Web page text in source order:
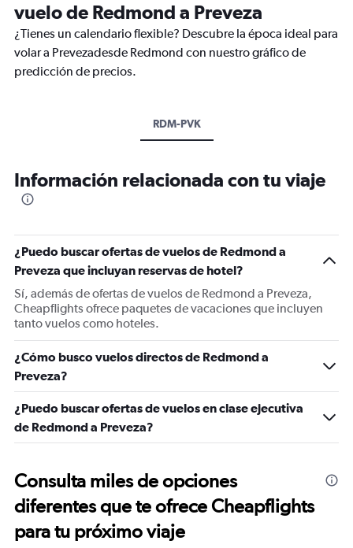
vuelo de Redmond a Preveza
¿Tienes un calendario flexible? Descubre la época ideal para
volar a Prevezadesde Redmond con nuestro gráfico de
predicción de precios.
RDM-PVK
Información relacionada con tu viaje
¿Puedo buscar ofertas de vuelos de Redmond a
Preveza que incluyan reservas de hotel?
Sí, además de ofertas de vuelos de Redmond a Preveza,
Cheapflights ofrece paquetes de vacaciones que incluyen
tanto vuelos como hoteles.
¿Cómo busco vuelos directos de Redmond a
Preveza?
¿Puedo buscar ofertas de vuelos en clase ejecutiva
de Redmond a Preveza?
Consulta miles de opciones
diferentes que te ofrece Cheapflights
para tu próximo viaje